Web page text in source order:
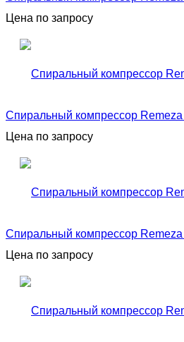
Цена по запросу
Спиральный компрессор
Цена по запросу
Спиральный компрессор
Цена по запросу